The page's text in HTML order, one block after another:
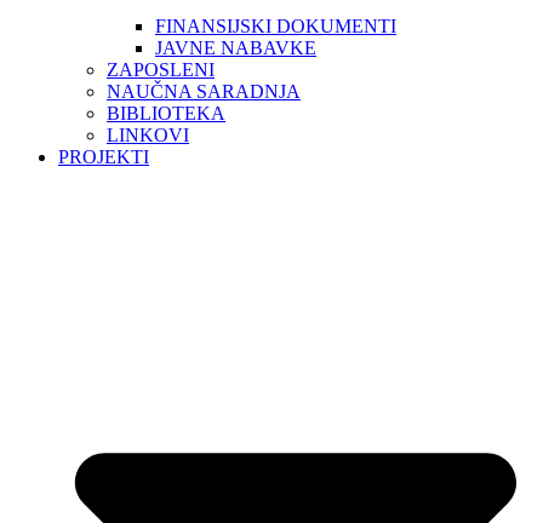
FINANSIJSKI DOKUMENTI
JAVNE NABAVKE
ZAPOSLENI
NAUČNA SARADNJA
BIBLIOTEKA
LINKOVI
PROJEKTI